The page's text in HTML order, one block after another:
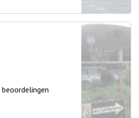
beoordelingen